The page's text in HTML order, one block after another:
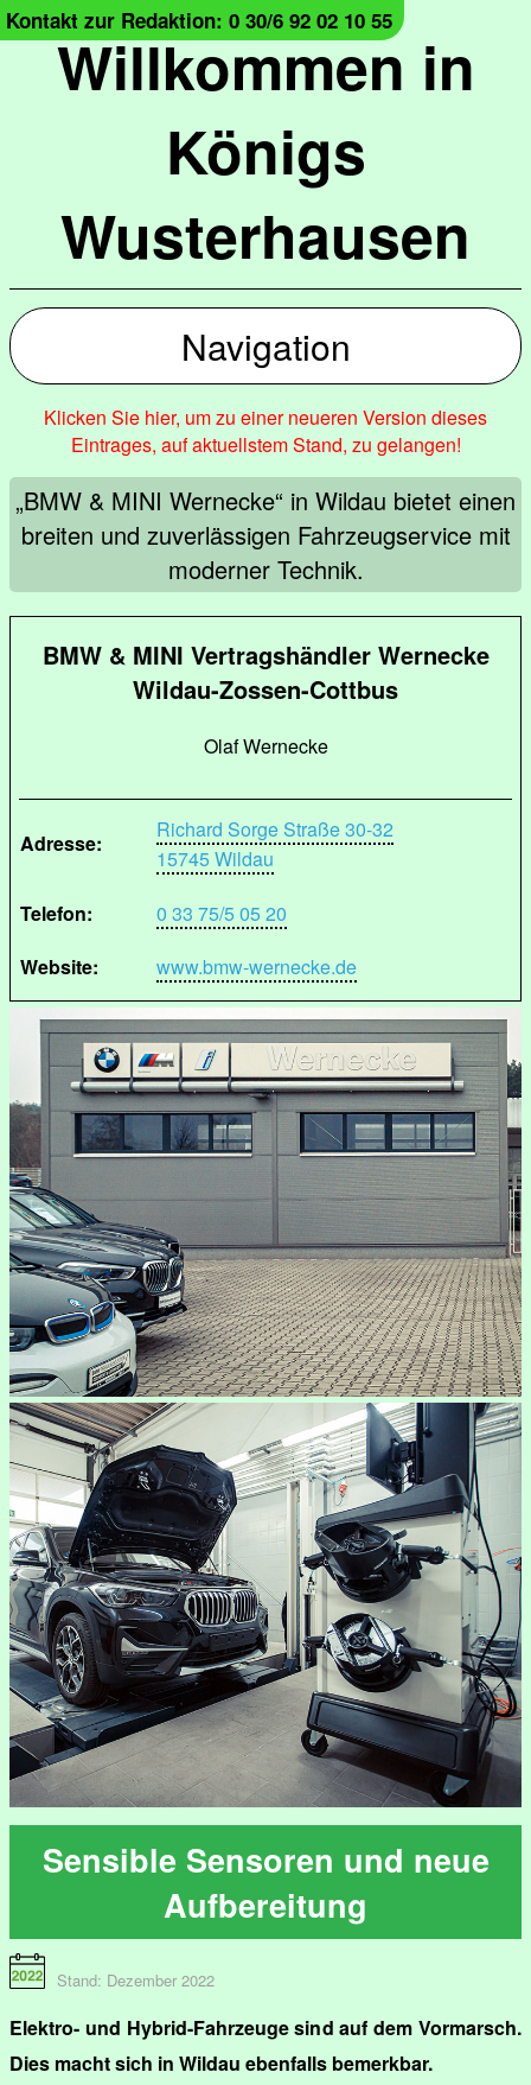
Willkommen in
Königs
Wusterhausen
Kontakt zur Redaktion: 0 30/6 92 02 10 55
Navigation
Klicken Sie hier, um zu einer neueren Version dieses
Eintrages, auf aktuellstem Stand, zu gelangen!
„BMW & MINI Wernecke“ in Wildau bietet einen
breiten und zuverlässigen Fahrzeugservice mit
moderner Technik.
BMW & MINI Vertragshändler Wernecke
Wildau-Zossen-Cottbus
Olaf Wernecke
Adresse:
Richard Sorge Straße 30-32
15745 Wildau
Telefon:
0 33 75/5 05 20
Website:
www.bmw-wernecke.de
Sensible Sensoren und neue
Aufbereitung
Stand: Dezember 2022
Elektro- und Hybrid-Fahrzeuge sind auf dem Vormarsch.
Dies macht sich in Wildau ebenfalls bemerkbar.